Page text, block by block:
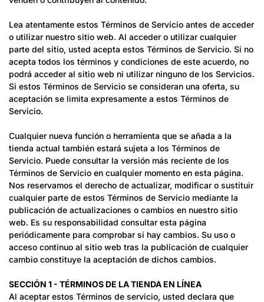
Lea atentamente estos Términos de Servicio antes de acceder
o utilizar nuestro sitio web. Al acceder o utilizar cualquier
parte del sitio, usted acepta estos Términos de Servicio. Si no
acepta todos los términos y condiciones de este acuerdo, no
podrá acceder al sitio web ni utilizar ninguno de los Servicios.
Si estos Términos de Servicio se consideran una oferta, su
aceptación se limita expresamente a estos Términos de
Servicio.
Cualquier nueva función o herramienta que se añada a la
tienda actual también estará sujeta a los Términos de
Servicio. Puede consultar la versión más reciente de los
Términos de Servicio en cualquier momento en esta página.
Nos reservamos el derecho de actualizar, modificar o sustituir
cualquier parte de estos Términos de Servicio mediante la
publicación de actualizaciones o cambios en nuestro sitio
web. Es su responsabilidad consultar esta página
periódicamente para comprobar si hay cambios. Su uso o
acceso continuo al sitio web tras la publicación de cualquier
cambio constituye la aceptación de dichos cambios.
SECCIÓN 1 - TÉRMINOS DE LA TIENDA EN LÍNEA
Al aceptar estos Términos de servicio, usted declara que